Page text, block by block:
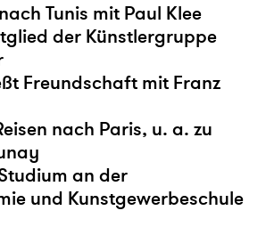
Tunis mit Paul Klee
der Künstlergruppe
Freundschaft mit Franz
nach Paris, u. a. zu
an der
und Kunstgewerbeschule